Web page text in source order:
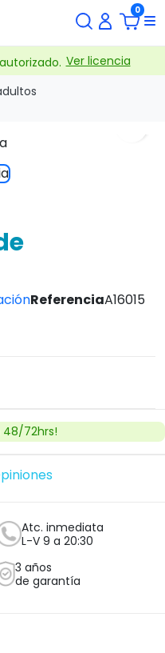
0
Ver licencia
ReferenciaA16015
48/72hrs!
Atc. inmediata
L-V 9 a 20:30
3 años
de garantía